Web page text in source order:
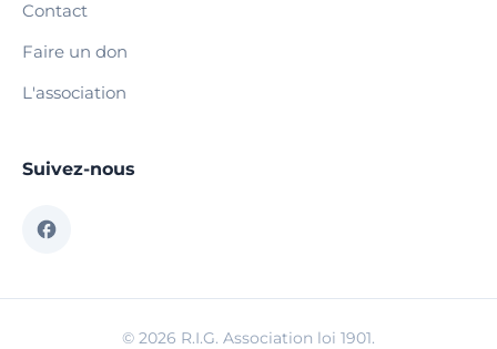
Contact
Faire un don
L'association
Suivez-nous
© 2026 R.I.G. Association loi 1901.